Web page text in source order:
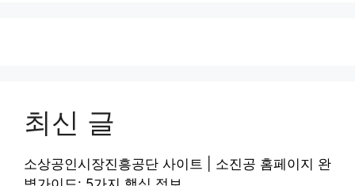
최신 글
소상공인시장진흥공단 사이트 | 소진공 홈페이지 완